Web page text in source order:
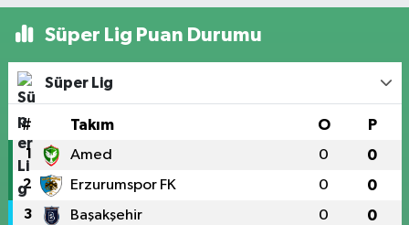
Süper Lig Puan Durumu
Süper Lig
# Takım O P
1 Amed 0 0
2 Erzurumspor FK 0 0
3 Başakşehir 0 0